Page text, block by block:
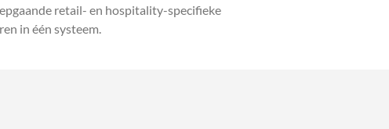
retail- en hospitality-specifieke
in één systeem.